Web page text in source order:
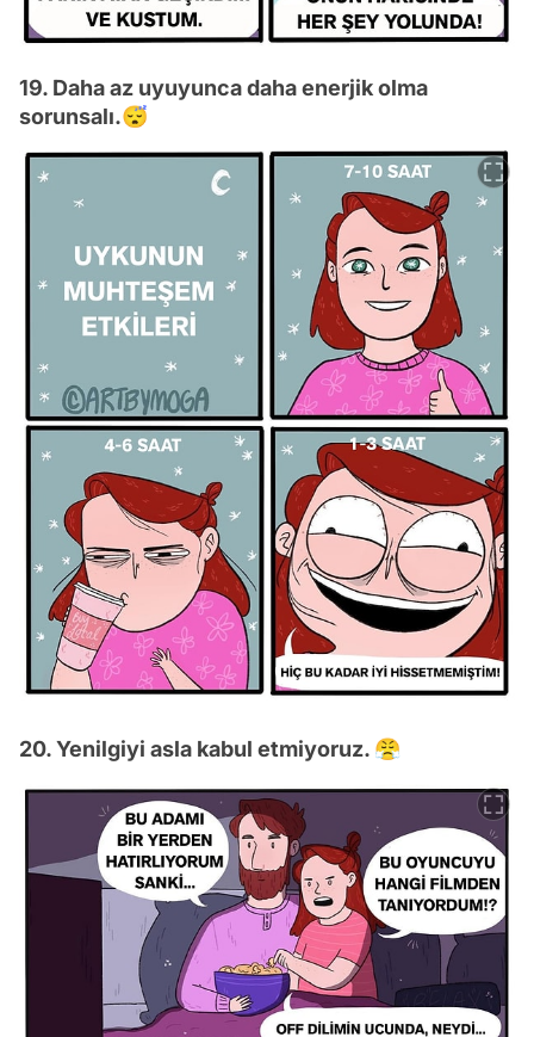
19. Daha az uyuyunca daha enerjik olma
sorunsalı.😴
20. Yenilgiyi asla kabul etmiyoruz. 😤